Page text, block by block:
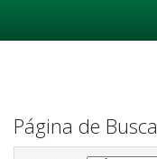
Página de Busca